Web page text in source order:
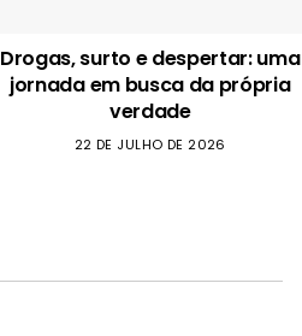
Drogas, surto e despertar: uma
jornada em busca da própria
verdade
22 DE JULHO DE 2026